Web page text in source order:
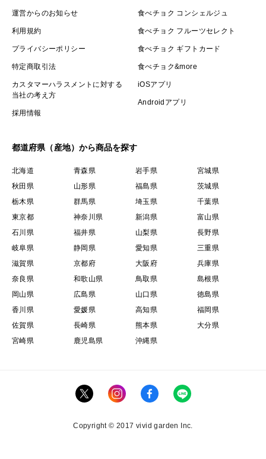
運営からのお知らせ
利用規約
プライバシーポリシー
特定商取引法
カスタマーハラスメントに対する
当社の考え方
採用情報
食べチョク コンシェルジュ
食べチョク フルーツセレクト
食べチョク ギフトカード
食べチョク&more
iOSアプリ
Androidアプリ
都道府県（産地）から商品を探す
北海道 青森県 岩手県
宮城県
秋田県
山形県 福島県
茨城県
栃木県
群馬県 埼玉県
千葉県
東京都
神奈川県 新潟県
富山県
石川県
福井県 山梨県
長野県
岐阜県
静岡県 愛知県
三重県
滋賀県
京都府 大阪府
兵庫県
奈良県
和歌山県 鳥取県
島根県
岡山県
広島県 山口県
徳島県
香川県
愛媛県 高知県
福岡県
佐賀県
長崎県 熊本県
大分県
宮崎県
鹿児島県 沖縄県
Copyright © 2017 vivid garden Inc.